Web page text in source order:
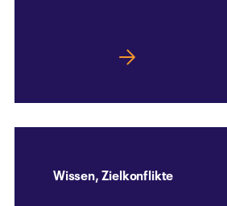
Wissen,Zielkonflikte